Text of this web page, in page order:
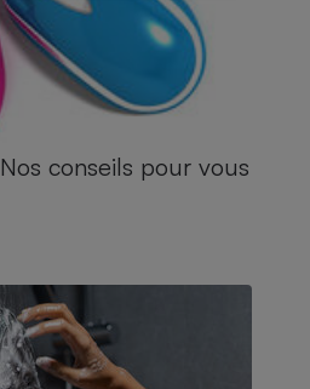
conseils pour vous